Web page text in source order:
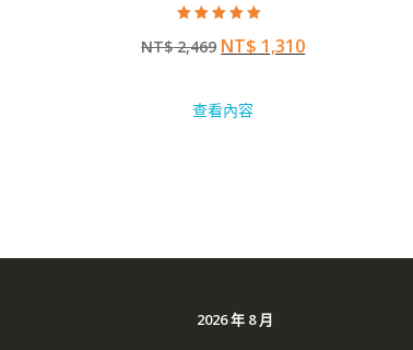
5.00
滿分 5
NT$2,469 原
格：
NT$ 1,310目
查看內容
2026 年 8 月